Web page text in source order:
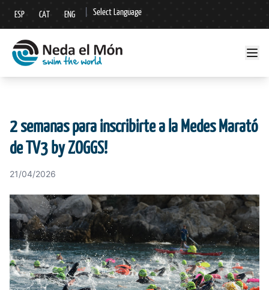
ESP CAT ENG Select Language
▼
2 semanas para inscribirte a la Medes Marató
de TV3 by ZOGGS!
21/04/2026